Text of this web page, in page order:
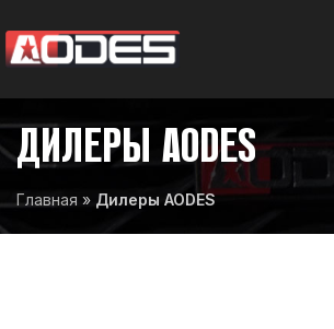
ДИЛЕРЫ AODES
Главная » Дилеры AODES